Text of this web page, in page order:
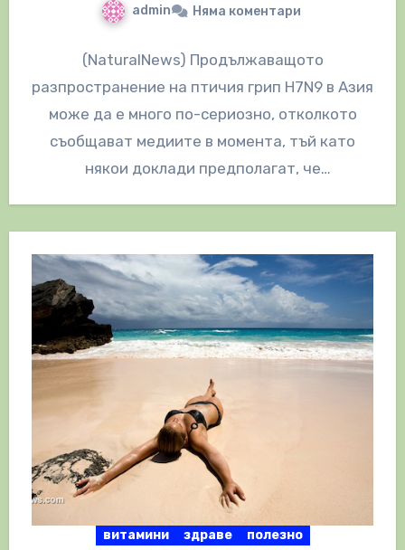
admin Няма коментари
(NaturalNews) Продължаващото
разпространение на птичия грип H7N9 в Азия
може да е много по-сериозно, отколкото
съобщават медиите в момента, тъй като
някои доклади предполагат, че
витамини здраве полезно